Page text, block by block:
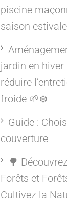
piscine
saison
jardin en
réduire
froide 🌱❄️
Guide :
couverture
🌳
Forêts et
Cultivez la